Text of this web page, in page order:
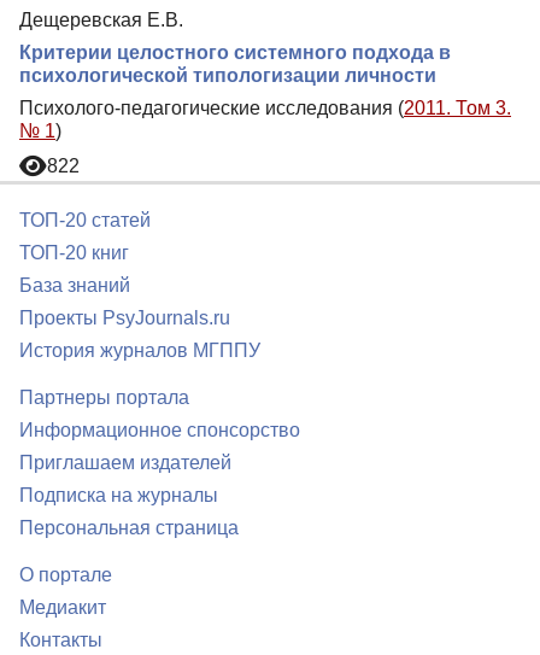
Дещеревская Е.В.
Критерии целостного системного подхода в
психологической типологизации личности
Психолого-педагогические исследования (2011. Том 3.
№ 1)
822
ТОП-20 статей
ТОП-20 книг
База знаний
Проекты PsyJournals.ru
История журналов МГППУ
Партнеры портала
Информационное спонсорство
Приглашаем издателей
Подписка на журналы
Персональная страница
О портале
Медиакит
Контакты